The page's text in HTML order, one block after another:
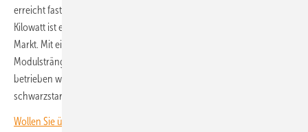
erreicht fast 1,5 Megawatt pro Kubikmeter. Mit einer Leistung von 506
Kilowatt ist er einer der leistungsstärksten Stringwechselrichter am
Markt. Mit einer DC-Spannung von 1.000 Volt können die
Modulstränge bei gleicher Modulleistung mit geringerem Strom
betrieben werden. Außerdem ist das Gerät netzbildungs- und
schwarzstartfähig.
Wollen Sie über die Energiewende auf dem Laufenden bleiben? Dann